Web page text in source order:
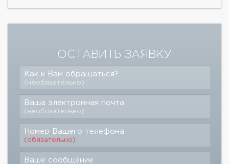
ОСТАВИТЬ ЗАЯВКУ
Как к Вам обращаться?
(необязательно)
Ваша электронная почта
(необязательно)
Номер Вашего телефона
(обязательно)
Ваше сообщение